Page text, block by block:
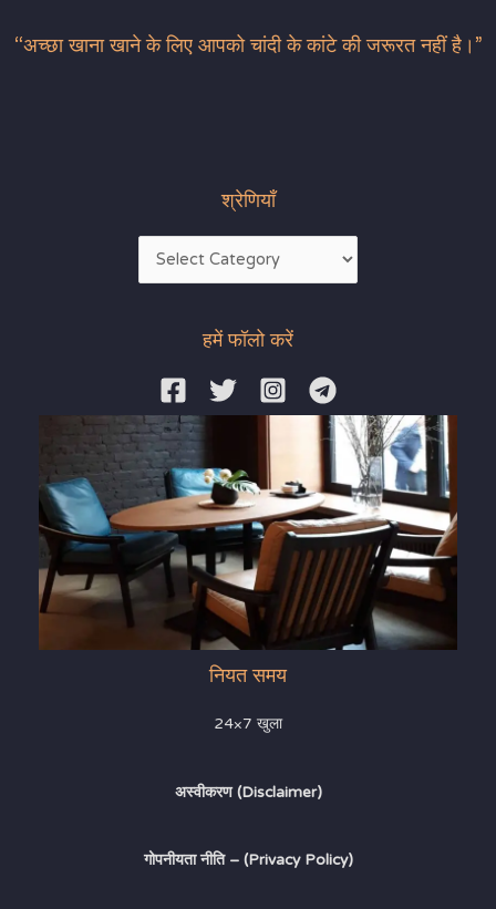
“अच्छा खाना खाने के लिए आपको चांदी के कांटे की जरूरत नहीं है।”
श्रेणियाँ
हमें फॉलो करें
नियत समय
24×7 खुला
अस्वीकरण (Disclaimer)
गोपनीयता नीति – (Privacy Policy)